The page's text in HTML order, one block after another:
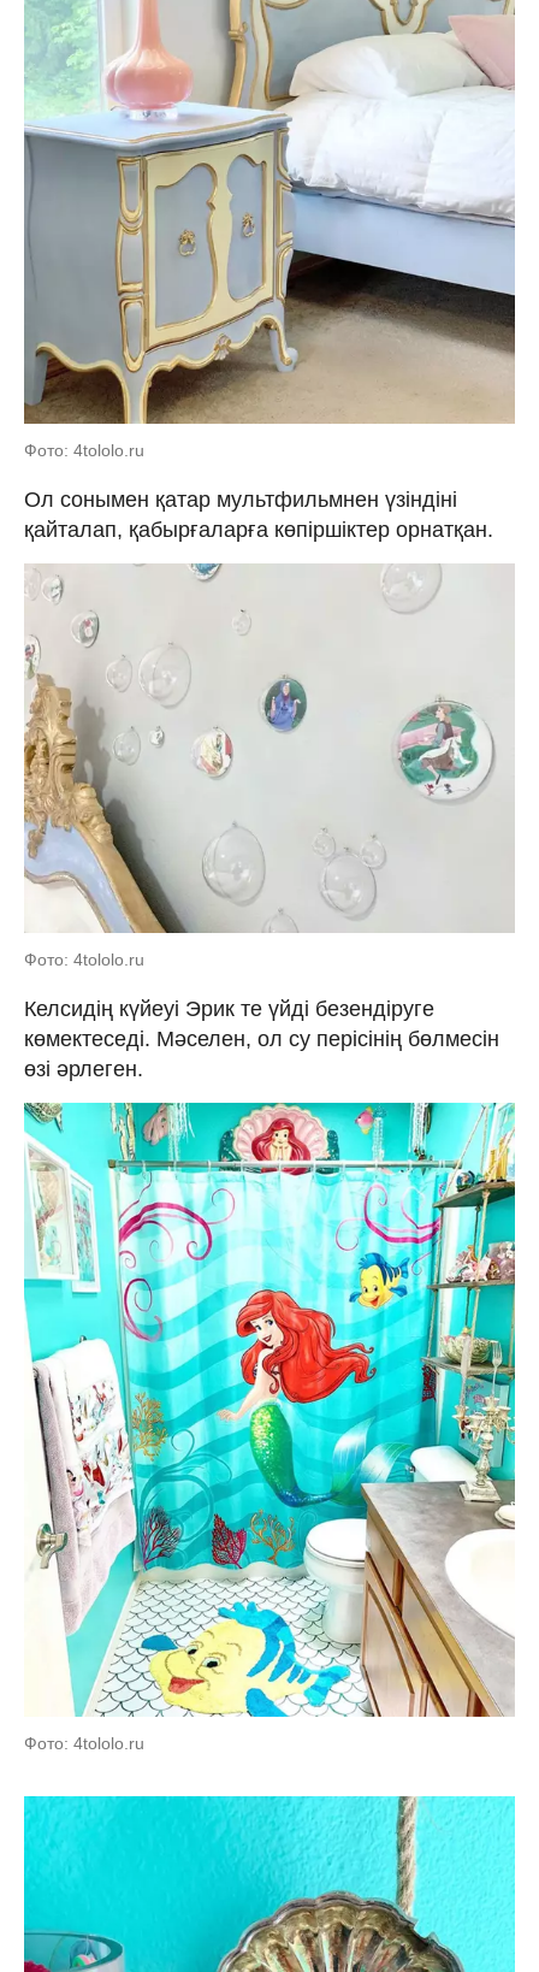
Фото: 4tololo.ru
Ол сонымен қатар мультфильмнен үзіндіні
қайталап, қабырғаларға көпіршіктер орнатқан.
Фото: 4tololo.ru
Келсидің күйеуі Эрик те үйді безендіруге
көмектеседі. Мәселен, ол су перісінің бөлмесін
өзі әрлеген.
Фото: 4tololo.ru